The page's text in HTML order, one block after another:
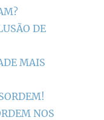
DE
MAIS
NOS